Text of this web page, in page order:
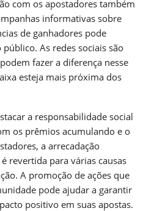
com os apostadores também
informativas sobre
de ganhadores pode
As redes sociais são
fazer a diferença nesse
esteja mais próxima dos
a responsabilidade social
os prêmios acumulando e o
a arrecadação
revertida para várias causas
A promoção de ações que
pode ajudar a garantir
positivo em suas apostas.